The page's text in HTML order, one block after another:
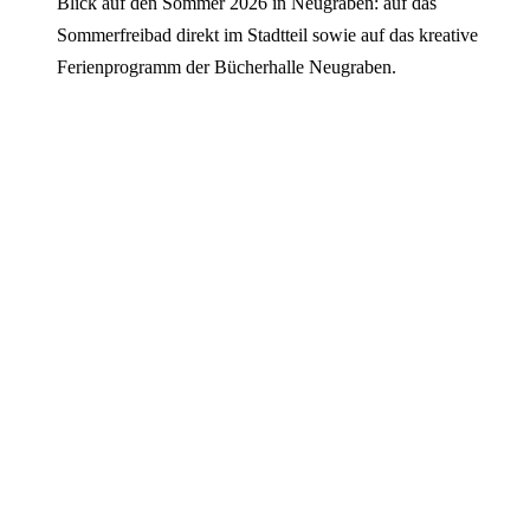
Sommerfreibad direkt im Stadtteil sowie auf das kreative
Ferienprogramm der Bücherhalle Neugraben.